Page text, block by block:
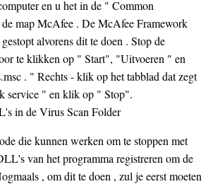
en u het in de " Common
map McAfee . De McAfee Framework
alvorens dit te doen . Stop de
te klikken op " Start", "Uitvoeren " en
. " Rechts - klik op het tabblad dat zegt
service " en klik op " Stop".
in de Virus Scan Folder
die kunnen werken om te stoppen met
van het programma registreren om de
, om dit te doen , zul je eerst moeten